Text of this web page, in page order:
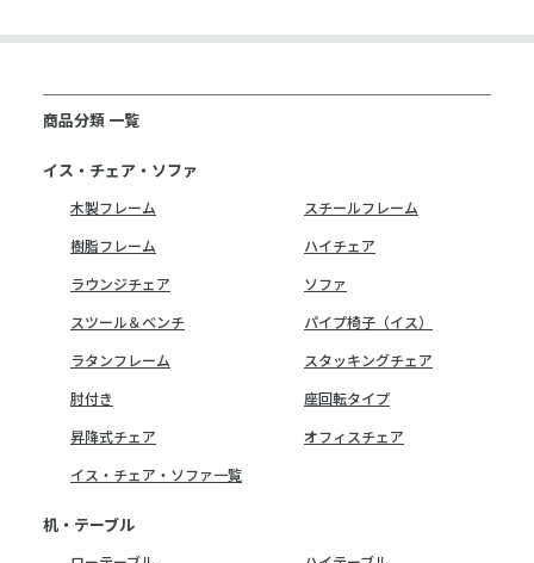
商品分類 一覧
イス・チェア・ソファ
木製フレーム
スチールフレーム
樹脂フレーム
ハイチェア
ラウンジチェア
ソファ
スツール＆ベンチ
パイプ椅子（イス）
ラタンフレーム
スタッキングチェア
肘付き
座回転タイプ
昇降式チェア
オフィスチェア
イス・チェア・ソファ一覧
机・テーブル